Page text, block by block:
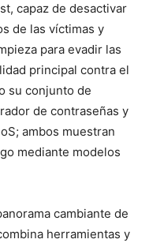
capaz de desactivar
de las víctimas y
para evadir las
principal contra el
su conjunto de
de contraseñas y
ambos muestran
mediante modelos
cambiante de
herramientas y